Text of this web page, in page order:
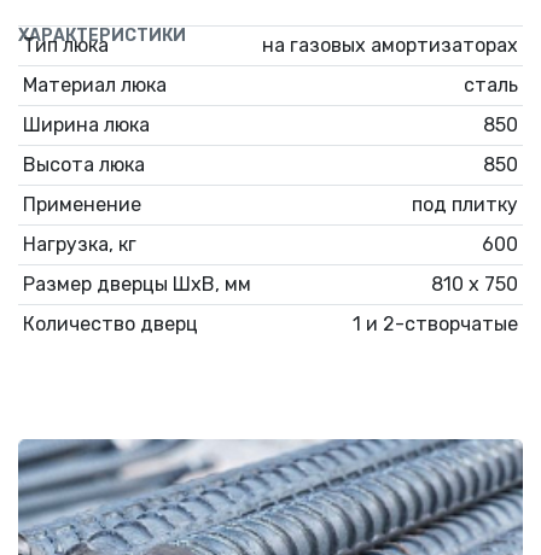
ХАРАКТЕРИСТИКИ
Тип люка
на газовых амортизаторах
Материал люка
сталь
Ширина люка
850
Высота люка
850
Применение
под плитку
Нагрузка, кг
600
Размер дверцы ШхВ, мм
810 х 750
Количество дверц
1 и 2-створчатые